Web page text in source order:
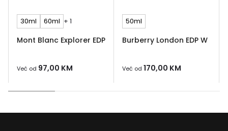
30ml 60ml + 1
Mont Blanc Explorer EDP
Već od 97,00 KM
50ml
Burberry London EDP W
Već od 170,00 KM